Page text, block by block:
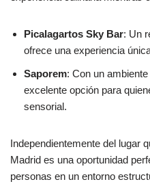
Picalagartos Sky Bar: Un
ofrece una experiencia
Saporem: Con un
excelente opción para
sensorial.
Independientemente del lugar
Madrid es una oportunidad
personas en un entorno